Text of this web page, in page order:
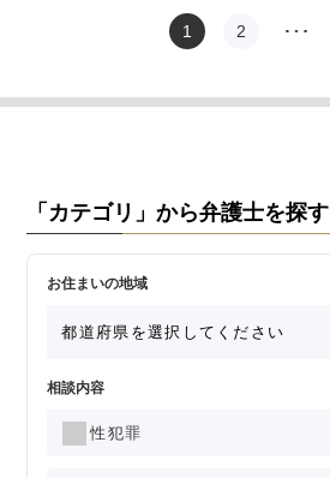
1 2 …
「カテゴリ」から弁護士を探す
お住まいの地域
相談内容
性犯罪